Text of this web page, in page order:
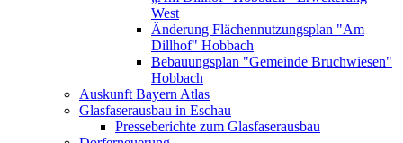
West
Änderung Flächennutzungsplan "Am
Dillhof" Hobbach
Bebauungsplan "Gemeinde Bruchwiesen"
Hobbach
Auskunft Bayern Atlas
Glasfaserausbau in Eschau
Presseberichte zum Glasfaserausbau